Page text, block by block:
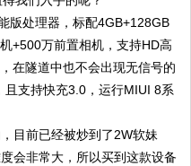
版处理器，标配4GB+128GB
+500万前置相机，支持HD高
在隧道中也不会出现无信号的
支持快充3.0，运行MIUI 8系
目前已经被炒到了2W软妹
会非常大，所以买到这款设备